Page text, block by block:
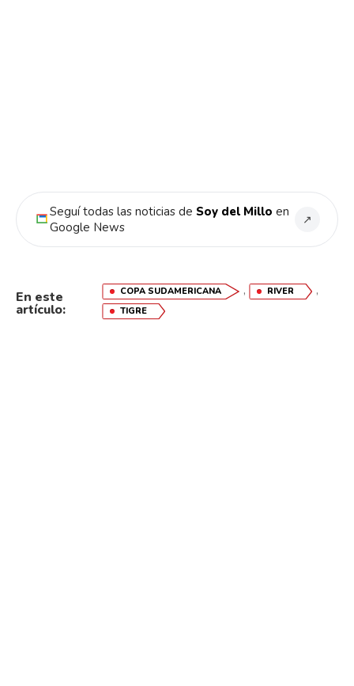
Seguí todas las noticias de Soy del Millo en
Google News
↗
En este
artículo:
COPA SUDAMERICANA , RIVER ,
TIGRE